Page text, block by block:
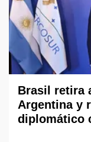
Brasil retira
Argentina y
diplomático